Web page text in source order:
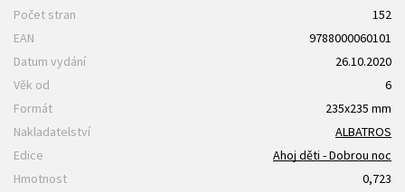
Počet stran
152
EAN
9788000060101
Datum vydání
26.10.2020
Věk od
6
Formát
235x235 mm
Nakladatelství
ALBATROS
Edice
Ahoj děti - Dobrou noc
Hmotnost
0,723